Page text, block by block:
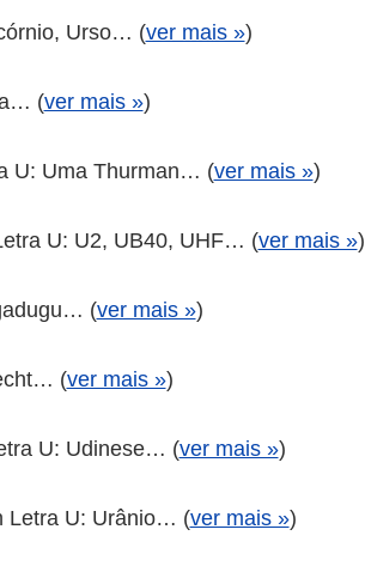
Urso… (ver mais »)
(ver mais »)
U: Uma Thurman… (ver mais »)
U: U2, UB40, UHF… (ver mais »)
(ver mais »)
(ver mais »)
U: Udinese… (ver mais »)
Letra U: Urânio… (ver mais »)